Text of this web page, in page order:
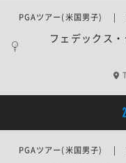
フェデックス
PGAツアー(米国男子) |
PGAツアー(米国男子) |